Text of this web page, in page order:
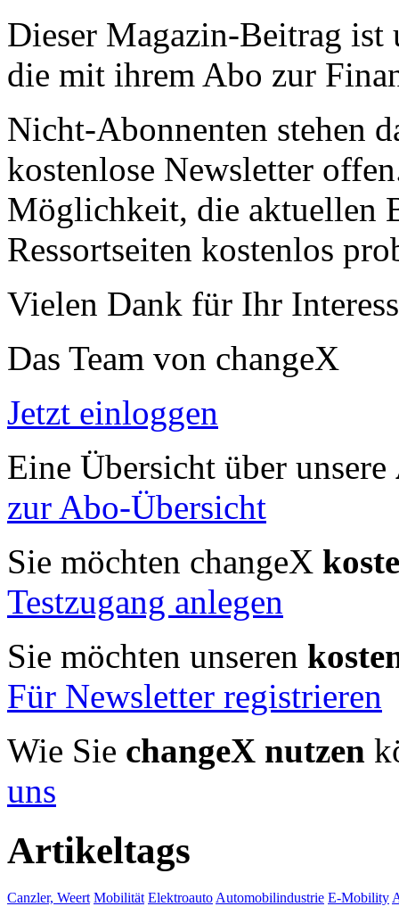
Dieser Magazin-Beitrag ist
die mit ihrem Abo zur
Nicht-Abonnenten stehen
kostenlose Newsletter
Möglichkeit, die aktuellen
Ressortseiten kostenlos
Vielen Dank für Ihr
Das Team von changeX
Jetzt einloggen
Eine Übersicht über unsere
zur Abo-Übersicht
Sie möchten changeX
Testzugang anlegen
Sie möchten unseren
Für Newsletter registrieren
Wie Sie changeX nutzen
uns
Artikeltags
Canzler, Weert Mobilität Elektroauto Automobilindustrie E-Mobility